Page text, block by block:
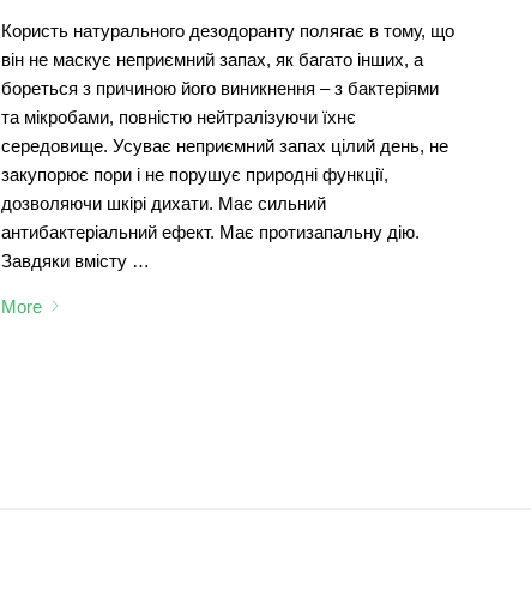
Користь натурального дезодоранту полягає в тому, що
він не маскує неприємний запах, як багато інших, а
бореться з причиною його виникнення – з бактеріями
та мікробами, повністю нейтралізуючи їхнє
середовище. Усуває неприємний запах цілий день, не
закупорює пори і не порушує природні функції,
дозволяючи шкірі дихати. Має сильний
антибактеріальний ефект. Має протизапальну дію.
Завдяки вмісту …
More